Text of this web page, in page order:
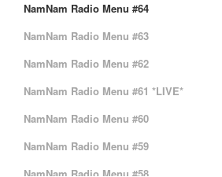
NamNam Radio Menu #64
NamNam Radio Menu #63
NamNam Radio Menu #62
NamNam Radio Menu #61 *LIVE*
NamNam Radio Menu #60
NamNam Radio Menu #59
NamNam Radio Menu #58